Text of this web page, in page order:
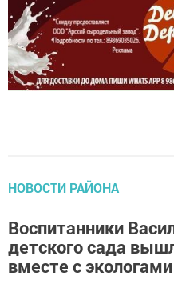
НОВОСТИ РАЙОНА
Воспитанники
детского сада
вместе с экологами